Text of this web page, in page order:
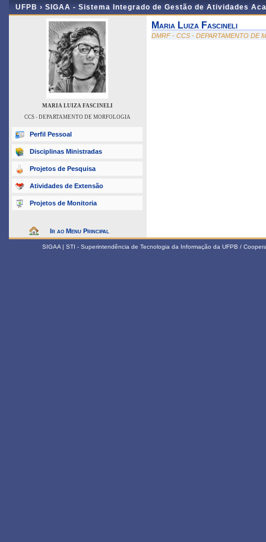
UFPB › SIGAA - Sistema Integrado de Gestão de Atividades
MARIA LUIZA FASCINELI
CCS - DEPARTAMENTO DE MORFOLOGIA
Perfil Pessoal
Disciplinas Ministradas
Projetos de Pesquisa
Atividades de Extensão
Projetos de Monitoria
Ir ao Menu Principal
Maria Luiza Fascineli
DMRF - CCS - DEPARTAMENTO DE
SIGAA | STI - Superintendência de Tecnologia da Informação da UFPB /